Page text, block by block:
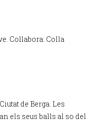
Col·labora: Colla
de Berga. Les
els seus balls al so del